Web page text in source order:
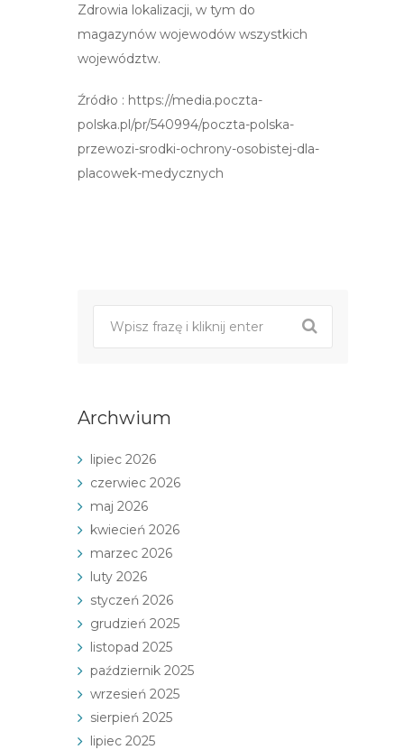
Zdrowia lokalizacji, w tym do
magazynów wojewodów wszystkich
województw.
Źródło : https://media.poczta-
polska.pl/pr/540994/poczta-polska-
przewozi-srodki-ochrony-osobistej-dla-
placowek-medycznych
Archwium
lipiec 2026
czerwiec 2026
maj 2026
kwiecień 2026
marzec 2026
luty 2026
styczeń 2026
grudzień 2025
listopad 2025
październik 2025
wrzesień 2025
sierpień 2025
lipiec 2025